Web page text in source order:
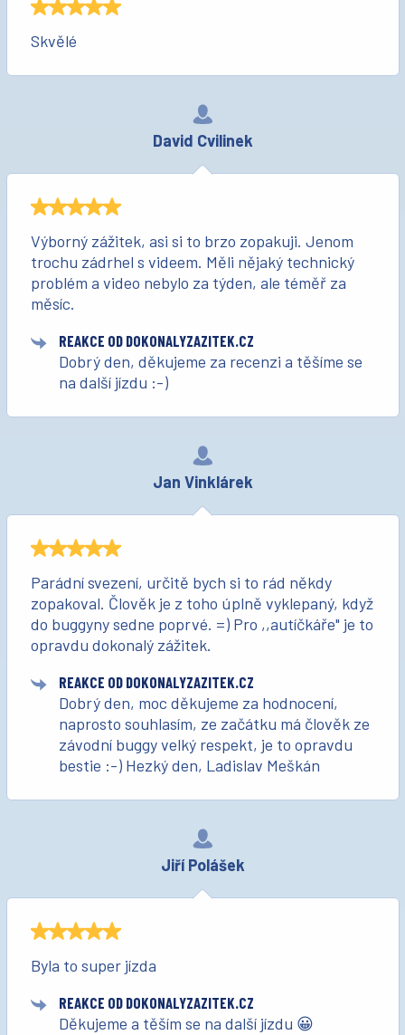
Skvělé
David Cvilinek
Výborný zážitek, asi si to brzo zopakuji. Jenom
trochu zádrhel s videem. Měli nějaký technický
problém a video nebylo za týden, ale téměř za
měsíc.
REAKCE OD DOKONALYZAZITEK.CZ
Dobrý den, děkujeme za recenzi a těšíme se
na další jízdu :-)
Jan Vinklárek
Parádní svezení, určitě bych si to rád někdy
zopakoval. Člověk je z toho úplně vyklepaný, když
do buggyny sedne poprvé. =) Pro ,,autíčkáře" je to
opravdu dokonalý zážitek.
REAKCE OD DOKONALYZAZITEK.CZ
Dobrý den, moc děkujeme za hodnocení,
naprosto souhlasím, ze začátku má člověk ze
závodní buggy velký respekt, je to opravdu
bestie :-) Hezký den, Ladislav Meškán
Jiří Polášek
Byla to super jízda
REAKCE OD DOKONALYZAZITEK.CZ
Děkujeme a těším se na další jízdu 😀